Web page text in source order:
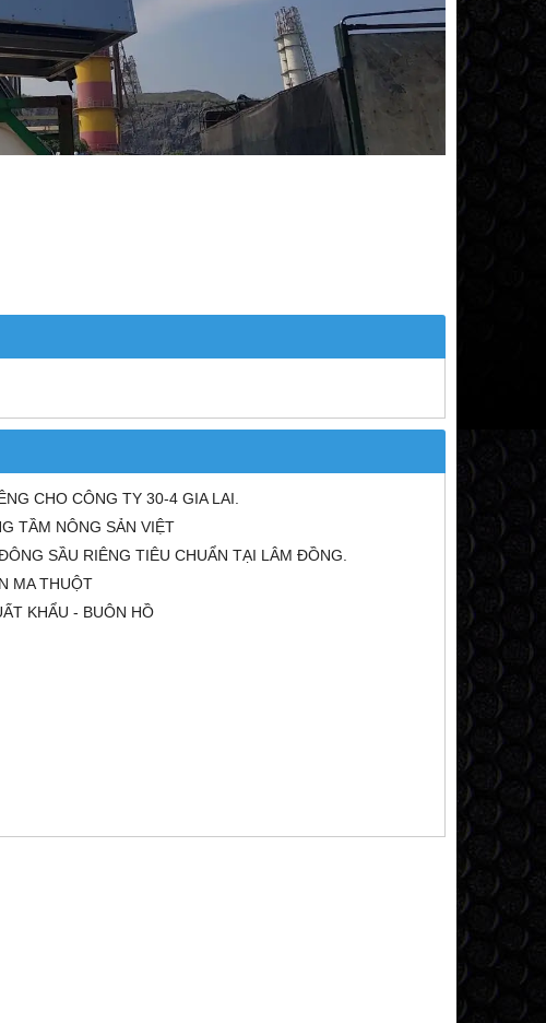
CHO CÔNG TY 30-4 GIA LAI.
TẦM NÔNG SẢN VIỆT
SẦU RIÊNG TIÊU CHUẨN TẠI LÂM ĐỒNG.
MA THUỘT
KHẨU - BUÔN HỒ